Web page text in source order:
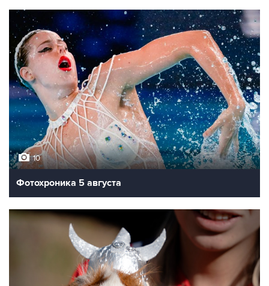
10
Фотохроника 5 августа